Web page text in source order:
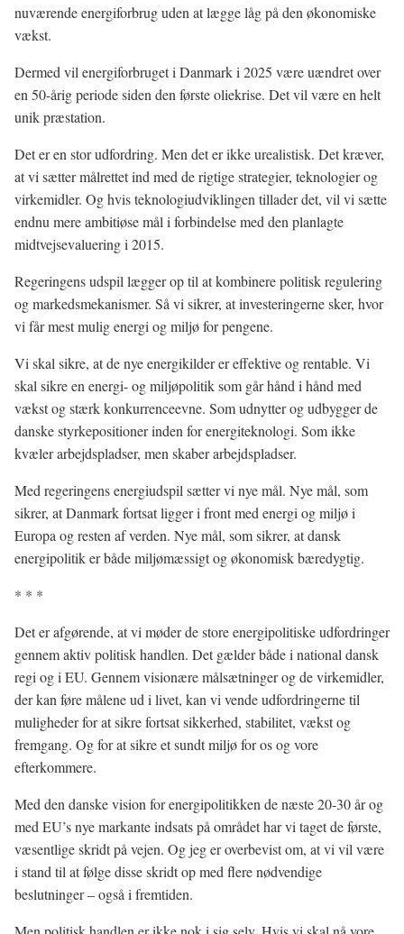
nuværende energiforbrug uden at lægge låg på den økonomiske
vækst.
Dermed vil energiforbruget i Danmark i 2025 være uændret over
en 50-årig periode siden den første oliekrise. Det vil være en helt
unik præstation.
Det er en stor udfordring. Men det er ikke urealistisk. Det kræver,
at vi sætter målrettet ind med de rigtige strategier, teknologier og
virkemidler. Og hvis teknologiudviklingen tillader det, vil vi sætte
endnu mere ambitiøse mål i forbindelse med den planlagte
midtvejsevaluering i 2015.
Regeringens udspil lægger op til at kombinere politisk regulering
og markedsmekanismer. Så vi sikrer, at investeringerne sker, hvor
vi får mest mulig energi og miljø for pengene.
Vi skal sikre, at de nye energikilder er effektive og rentable. Vi
skal sikre en energi- og miljøpolitik som går hånd i hånd med
vækst og stærk konkurrenceevne. Som udnytter og udbygger de
danske styrkepositioner inden for energiteknologi. Som ikke
kvæler arbejdspladser, men skaber arbejdspladser.
Med regeringens energiudspil sætter vi nye mål. Nye mål, som
sikrer, at Danmark fortsat ligger i front med energi og miljø i
Europa og resten af verden. Nye mål, som sikrer, at dansk
energipolitik er både miljømæssigt og økonomisk bæredygtig.
* * *
Det er afgørende, at vi møder de store energipolitiske udfordringer
gennem aktiv politisk handlen. Det gælder både i national dansk
regi og i EU. Gennem visionære målsætninger og de virkemidler,
der kan føre målene ud i livet, kan vi vende udfordringerne til
muligheder for at sikre fortsat sikkerhed, stabilitet, vækst og
fremgang. Og for at sikre et sundt miljø for os og vore
efterkommere.
Med den danske vision for energipolitikken de næste 20-30 år og
med EU’s nye markante indsats på området har vi taget de første,
væsentlige skridt på vejen. Og jeg er overbevist om, at vi vil være
i stand til at følge disse skridt op med flere nødvendige
beslutninger – også i fremtiden.